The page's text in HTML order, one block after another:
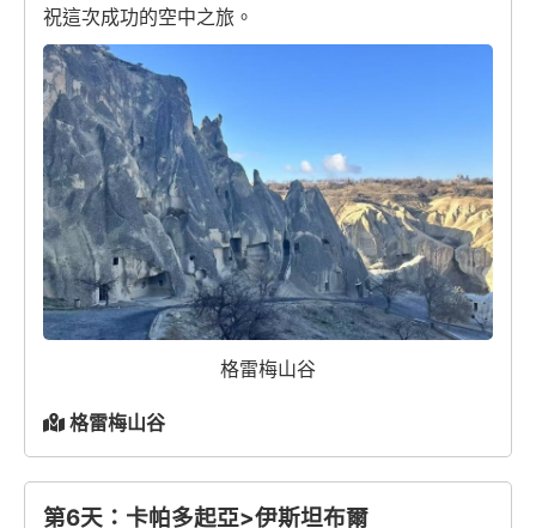
祝這次成功的空中之旅。
格雷梅山谷
格雷梅山谷
第6天：卡帕多起亞>伊斯坦布爾